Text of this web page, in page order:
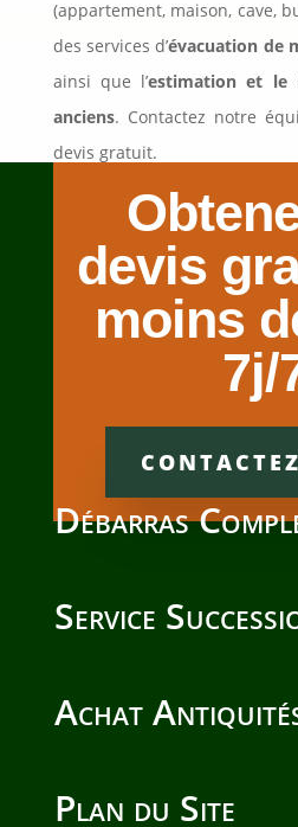
(appartement, maison, cave,
des services d’évacuation de
ainsi que l’estimation et le
anciens. Contactez notre
devis gratuit.
devis
moins
7j/
Débarras
Service
Achat
Plan du Site